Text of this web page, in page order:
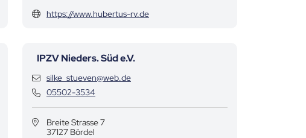
https://www.hubertus-rv.de
IPZV Nieders. Süd e.V.
Kontaktdaten
silke_stueven@web.de
Kontaktdaten
05502-3534
Breite Strasse 7
37127 Bördel